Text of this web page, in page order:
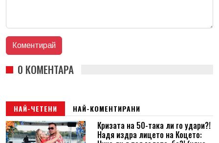
0 КОМЕНТАРА
НАЙ-ЧЕТЕНИ НАЙ-КОМЕНТИРАНИ
Кризата на 50-така ли го удари?!
Надя издра лицето на Коцето: